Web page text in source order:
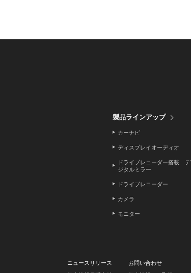
製品ラインアップ
カーナビ
ディスプレイオーディオ
ドライブレコーダー搭載 デ
ジタルミラー
ドライブレコーダー
カメラ
モニター
ニュースリリース お問い合わせ